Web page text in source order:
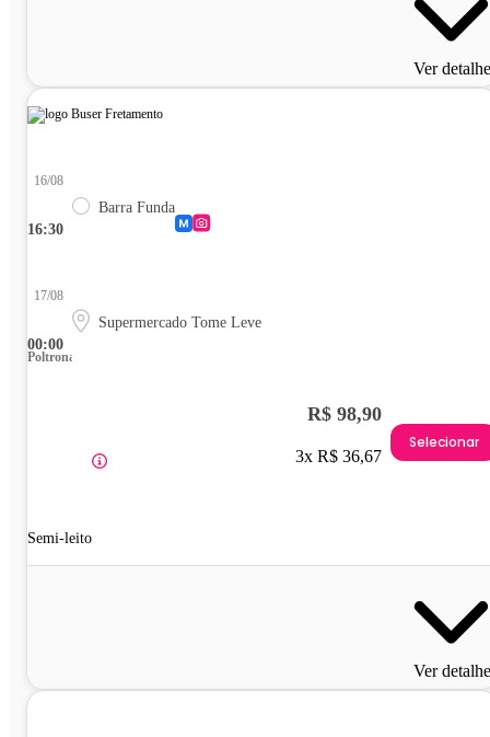
Ver
16:30
16/08
Barra Funda
00:00
17/08
Supermercado Tome Leve
Poltrona
Semi-leito
R$ 98,90
3x R$ 36,67
Selecionar
Ver